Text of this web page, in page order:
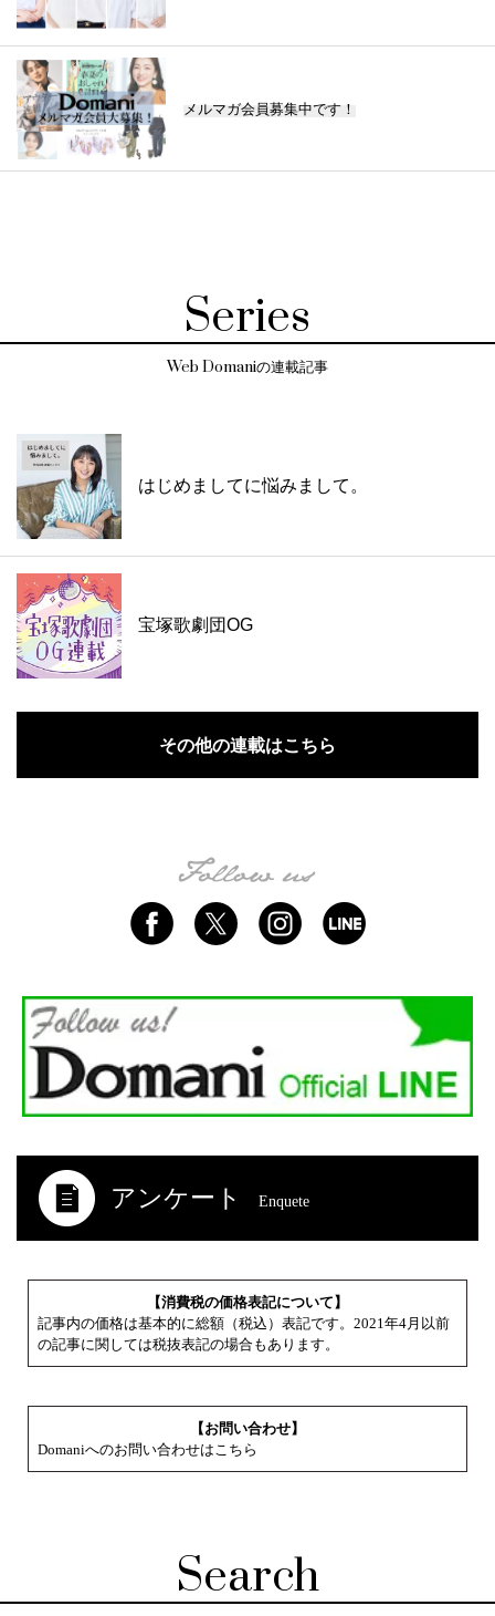
メルマガ会員募集中です！
Series
Web Domaniの連載記事
はじめましてに悩みまして。
宝塚歌劇団OG
その他の連載はこちら
アンケート Enquete
【消費税の価格表記について】
記事内の価格は基本的に総額（税込）表記です。2021年4月以前
の記事に関しては税抜表記の場合もあります。
【お問い合わせ】
Domaniへのお問い合わせはこちら
Search